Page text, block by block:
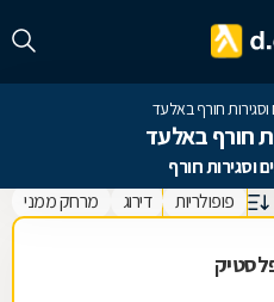
וסגירות חורף באלעד
חורף באלעד
פופולריות דירוג מרחק ממני